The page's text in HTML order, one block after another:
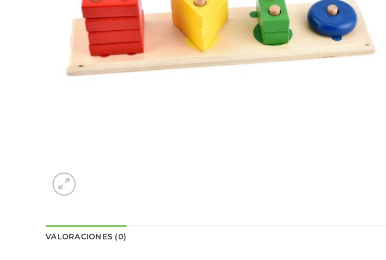
VALORACIONES (0)